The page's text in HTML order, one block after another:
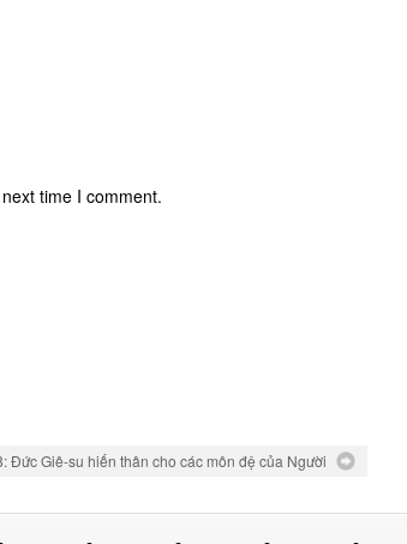
time I comment.
Đức Giê-su hiến thân cho các môn đệ của Người